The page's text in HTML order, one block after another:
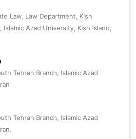
Law, Law Department, Kish
Islamic Azad University, Kish Island,
Tehran Branch, Islamic Azad
Tehran Branch, Islamic Azad